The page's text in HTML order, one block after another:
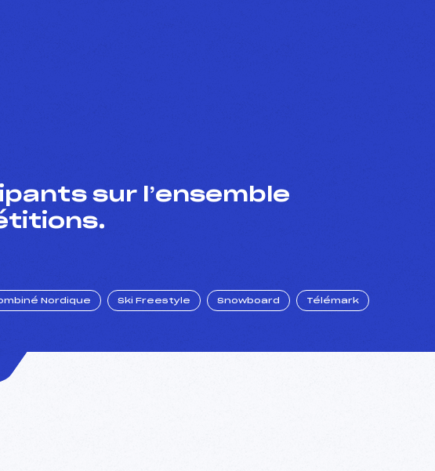
sur l’ensemble
Nordique Ski Freestyle Snowboard Télémark